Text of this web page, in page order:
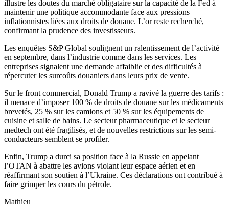
illustre les doutes du marché obligataire sur la capacité de la Fed à
maintenir une politique accommodante face aux pressions
inflationnistes liées aux droits de douane. L’or reste recherché,
confirmant la prudence des investisseurs.
Les enquêtes S&P Global soulignent un ralentissement de l’activité
en septembre, dans l’industrie comme dans les services. Les
entreprises signalent une demande affaiblie et des difficultés à
répercuter les surcoûts douaniers dans leurs prix de vente.
Sur le front commercial, Donald Trump a ravivé la guerre des tarifs :
il menace d’imposer 100 % de droits de douane sur les médicaments
brevetés, 25 % sur les camions et 50 % sur les équipements de
cuisine et salle de bains. Le secteur pharmaceutique et le secteur
medtech ont été fragilisés, et de nouvelles restrictions sur les semi-
conducteurs semblent se profiler.
Enfin, Trump a durci sa position face à la Russie en appelant
l’OTAN à abattre les avions violant leur espace aérien et en
réaffirmant son soutien à l’Ukraine. Ces déclarations ont contribué à
faire grimper les cours du pétrole.
Mathieu